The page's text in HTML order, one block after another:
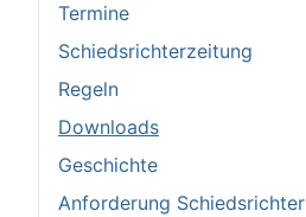
Termine
Schiedsrichterzeitung
Regeln
Downloads
Geschichte
Anforderung Schiedsrichter